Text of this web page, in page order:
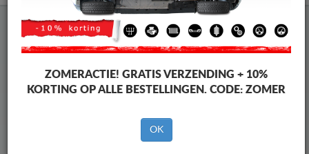
Motor Beschermplaat Motor Beschermplaat Mercedes
Motor Beschermplaat
GLE
Merken
Merken
Terug naar de catalogus
ZOMERACTIE! GRATIS VERZENDING + 10%
KORTING OP ALLE BESTELLINGEN. CODE: ZOMER
OK